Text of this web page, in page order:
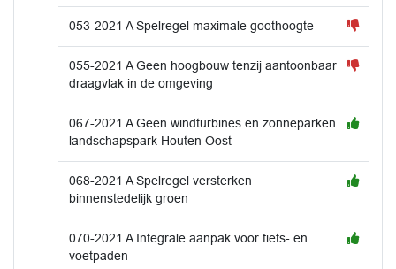
053-2021 A Spelregel maximale goothoogte
055-2021 A Geen hoogbouw tenzij aantoonbaar
draagvlak in de omgeving
067-2021 A Geen windturbines en zonneparken
landschapspark Houten Oost
068-2021 A Spelregel versterken
binnenstedelijk groen
070-2021 A Integrale aanpak voor fiets- en
voetpaden